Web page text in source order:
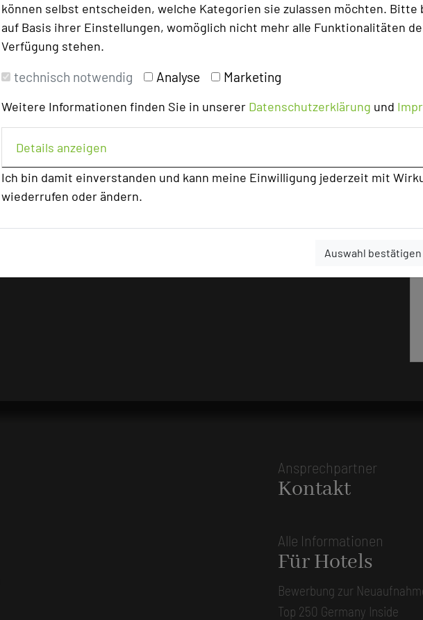
können selbst entscheiden, welche Kategorien sie zulassen möchten. Bitte
auf Basis ihrer Einstellungen, womöglich nicht mehr alle Funktionalitäten
Verfügung stehen.
technisch notwendig Analyse Marketing
Weitere Informationen finden Sie in unserer Datenschutzerklärung und
Details anzeigen
Ich bin damit einverstanden und kann meine Einwilligung jederzeit mit
wiederrufen oder ändern.
Auswahl bestätigen
Ansprechpartner
Kontakt
Alle Informationen
Für Hotels
Bewerbung zur
Top 250 Germany Inside